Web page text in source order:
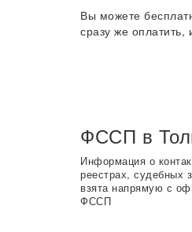
Вы можете
сразу же оплатить,
ФССП в
Информация о
реестрах, судебных
взята напрямую с
ФССП